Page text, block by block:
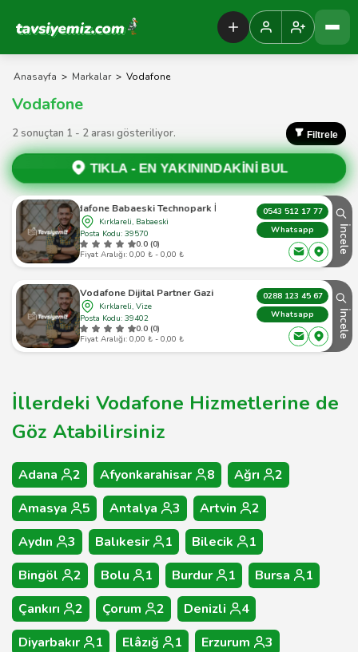
Tavsiyemiz Anasayfa
Anasayfa > Markalar > Vodafone
Vodafone
2 sonuçtan 1 - 2 arası gösteriliyor. Filtrele
TIKLA - EN YAKININDAKİNİ BUL
Vodafone Babaeski Technopark İletişim
Kırklareli, Babaeski
Posta Kodu: 39570
0.0 (0)
Fiyat Aralığı: 0,00 ₺ - 0,00 ₺
0543 512 17 77
Whatsapp
İncele
Vodafone Dijital Partner Gazi
Kırklareli, Vize
Posta Kodu: 39402
0.0 (0)
Fiyat Aralığı: 0,00 ₺ - 0,00 ₺
0288 123 45 67
Whatsapp
İncele
İllerdeki Vodafone Hizmetlerine de
Göz Atabilirsiniz
Adana 2 Afyonkarahisar 8 Ağrı
2
Amasya
5 Antalya 3 Artvin
2
Aydın
3 Balıkesir 1 Bilecik
1
Bingöl
2 Bolu 1 Burdur 1 Bursa
1
Çankırı
2 Çorum 2 Denizli
4
Diyarbakır
1 Elâzığ 1 Erzurum
3